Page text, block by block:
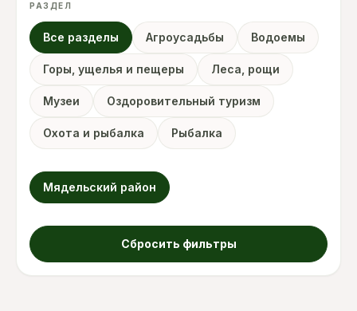
РАЗДЕЛ
Все разделы Агроусадьбы Водоемы
Горы, ущелья и пещеры Леса, рощи
Музеи Оздоровительный туризм
Охота и рыбалка Рыбалка
Мядельский район
Сбросить фильтры